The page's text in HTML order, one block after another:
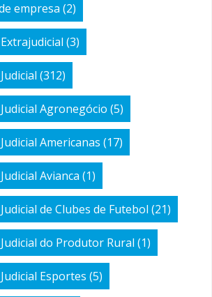
empresa (2)
(3)
(312)
Agronegócio (5)
Americanas (17)
Avianca (1)
de Clubes de Futebol (21)
do Produtor Rural (1)
Esportes (5)